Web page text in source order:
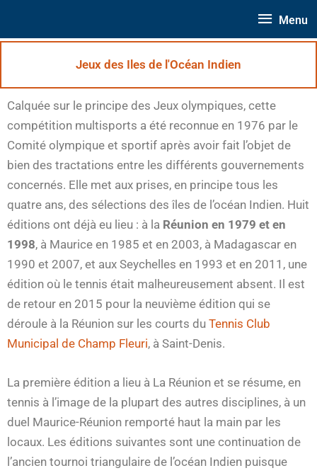
Menu
Menu
Jeux des Iles de l'Océan Indien
Calquée sur le principe des Jeux olympiques, cette
compétition multisports a été reconnue en 1976 par le
Comité olympique et sportif après avoir fait l’objet de
bien des tractations entre les différents gouvernements
concernés. Elle met aux prises, en principe tous les
quatre ans, des sélections des îles de l’océan Indien. Huit
éditions ont déjà eu lieu : à la Réunion en 1979 et en
1998, à Maurice en 1985 et en 2003, à Madagascar en
1990 et 2007, et aux Seychelles en 1993 et en 2011, une
édition où le tennis était malheureusement absent. Il est
de retour en 2015 pour la neuvième édition qui se
déroule à la Réunion sur les courts du Tennis Club
Municipal de Champ Fleuri, à Saint-Denis.
La première édition a lieu à La Réunion et se résume, en
tennis à l’image de la plupart des autres disciplines, à un
duel Maurice-Réunion remporté haut la main par les
locaux. Les éditions suivantes sont une continuation de
l’ancien tournoi triangulaire de l’océan Indien puisque